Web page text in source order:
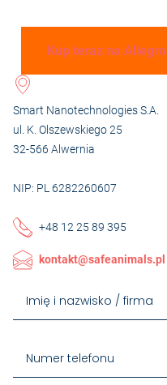
Kup teraz na Allegro
Smart Nanotechnologies S.A.
ul. K. Olszewskiego 25
32-566 Alwernia
NIP: PL 6282260607
+48 12 25 89 395
kontakt@safeanimals.pl